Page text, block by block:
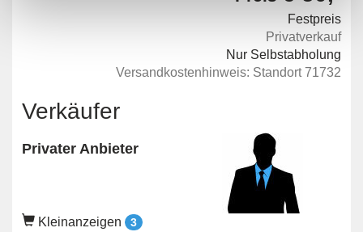
Festpreis
Privatverkauf
Nur Selbstabholung
Versandkostenhinweis: Standort 71732
Verkäufer
Privater Anbieter
Kleinanzeigen 3